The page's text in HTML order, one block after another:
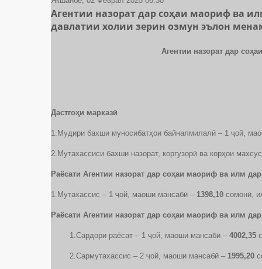
Агентии назорат дар соҳаи маориф ва
давлатии холии зерин озмун эълон
Агентии назорат дар
Дастгоҳи марказӣ
1.Мудири бахши муносибатҳои байналмилалӣ – 1 ҷой,
2.Мутахассиси бахши назорат, коргузорӣ ва корҳои
Раёсати Агентии назорат дар соҳаи маориф ва илм
1.Мутахассис – 1 ҷой, маоши мансабӣ – 1398,10 сомонӣ,
Раёсати Агентии назорат дар соҳаи маориф ва илм
1.Сардори раёсат – 1 ҷой, маоши мансабӣ – 4002,35
2.Сармутахассис – 2 ҷой, маоши мансабӣ – 1995,20